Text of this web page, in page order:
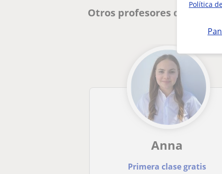
Política
Otros profesores de
Anna
Primera clase gratis